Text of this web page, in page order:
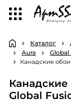
Каталог
Aura
Global
Канадские обои
Global